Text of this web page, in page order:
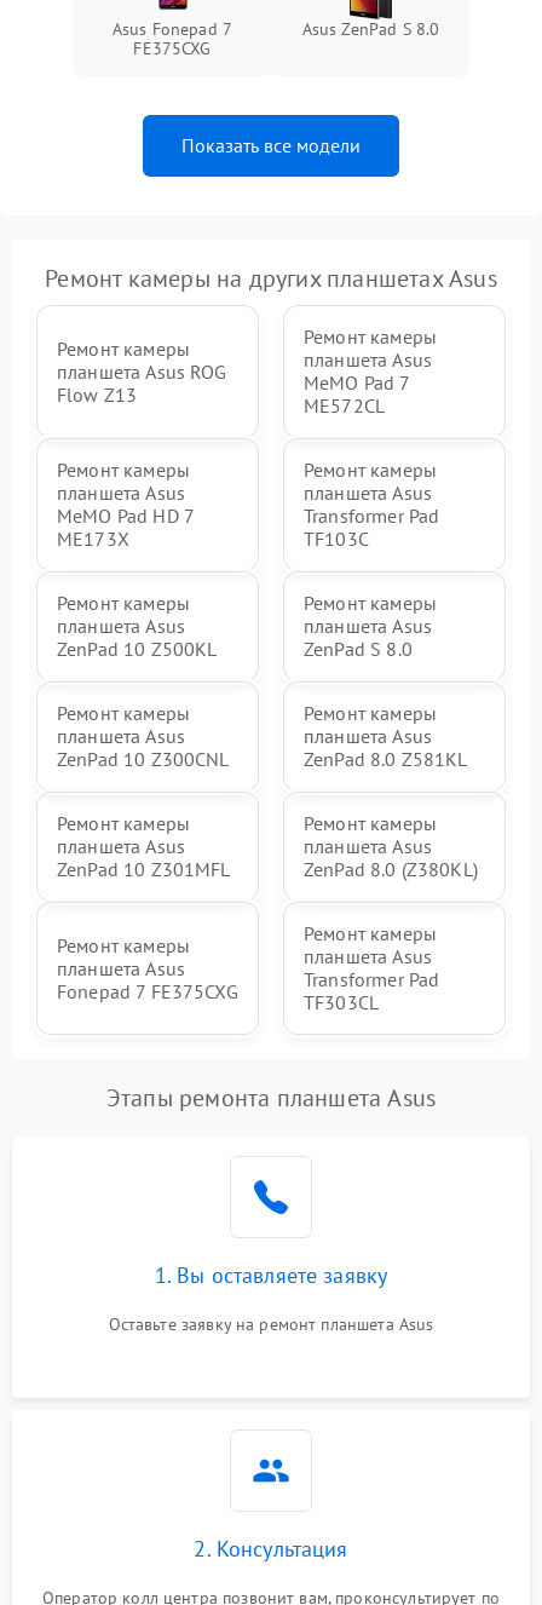
Asus Fonepad 7
FE375CXG
Asus ZenPad S 8.0
Показать все модели
Ремонт камеры на других планшетах Asus
Ремонт камеры
планшета Asus ROG
Flow Z13
Ремонт камеры
планшета Asus
MeMO Pad 7
ME572CL
Ремонт камеры
планшета Asus
MeMO Pad HD 7
ME173X
Ремонт камеры
планшета Asus
Transformer Pad
TF103C
Ремонт камеры
планшета Asus
ZenPad 10 Z500KL
Ремонт камеры
планшета Asus
ZenPad S 8.0
Ремонт камеры
планшета Asus
ZenPad 10 Z300CNL
Ремонт камеры
планшета Asus
ZenPad 8.0 Z581KL
Ремонт камеры
планшета Asus
ZenPad 10 Z301MFL
Ремонт камеры
планшета Asus
ZenPad 8.0 (Z380KL)
Ремонт камеры
планшета Asus
Fonepad 7 FE375CXG
Ремонт камеры
планшета Asus
Transformer Pad
TF303CL
Этапы ремонта планшета Asus
1. Вы оставляете заявку
Оставьте заявку на ремонт планшета Asus
2. Консультация
Оператор колл центра позвонит вам, проконсультирует по